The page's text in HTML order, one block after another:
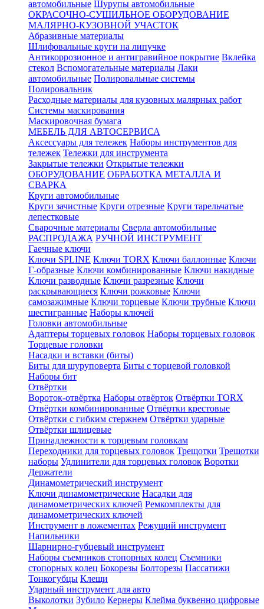
автомобильные Шурупы автомобильные
ОКРАСОЧНО-СУШИЛЬНОЕ ОБОРУДОВАНИЕ
МАЛЯРНО-КУЗОВНОЙ УЧАСТОК
Абразивные материалы
Шлифовальные круги на липучке
Антикоррозионное и антигравийное покрытие Вклейка
стекол Вспомогательные материалы Лаки
автомобильные Полировальные системы
Полировальник
Расходные материалы для кузовных малярных работ
Системы маскирования
Маскировочная бумага
МЕБЕЛЬ ДЛЯ АВТОСЕРВИСА
Аксессуары для тележек Наборы инструментов для
тележек Тележки для инструмента
Закрытые тележки Открытые тележки
ОБОРУДОВАНИЕ ОБРАБОТКА МЕТАЛЛА И
СВАРКА
Круги автомобильные
Круги зачистные Круги отрезные Круги тарельчатые
лепестковые
Сварочные материалы Сверла автомобильные
РАСПРОДАЖА РУЧНОЙ ИНСТРУМЕНТ
Гаечные ключи
Ключи SPLINE Ключи TORX Ключи баллонные Ключи
Г-образные Ключи комбинированные Ключи накидные
Ключи разводные Ключи разрезные Ключи
раскрывающиеся Ключи рожковые Ключи
самозажимные Ключи торцевые Ключи трубные Ключи
шестигранные Наборы ключей
Головки автомобильные
Адаптеры торцевых головок Наборы торцевых головок
Торцевые головки
Насадки и вставки (биты)
Биты для шуруповерта Биты с торцевой головкой
Наборы бит
Отвёртки
Вороток-отвёртка Наборы отвёрток Отвёртки TORX
Отвёртки комбинированные Отвёртки крестовые
Отвёртки с гибким стержнем Отвёртки ударные
Отвёртки шлицевые
Принадлежности к торцевым головкам
Переходники для торцевых головок Трещотки Трещотки
наборы Удлинители для торцевых головок Воротки
Держатели
Динамометрический инструмент
Ключи динамометрические Насадки для
динамометрических ключей Ремкомплекты для
динамометрических ключей
Инструмент в ложементах Режущий инструмент
Напильники
Шарнирно-губцевый инструмент
Наборы съемников стопорных колец Съемники
стопорных колец Бокорезы Болторезы Пассатижи
Тонкогубцы Клещи
Ударный инструмент для авто
Выколотки Зубило Кернеры Клейма буквенно цифровые